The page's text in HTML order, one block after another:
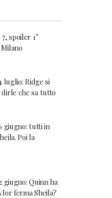
spoiler 1°
Milano
luglio: Ridge si
che sa tutto
giugno: tutti in
Poi la
giugno: Quinn ha
ferma Sheila?